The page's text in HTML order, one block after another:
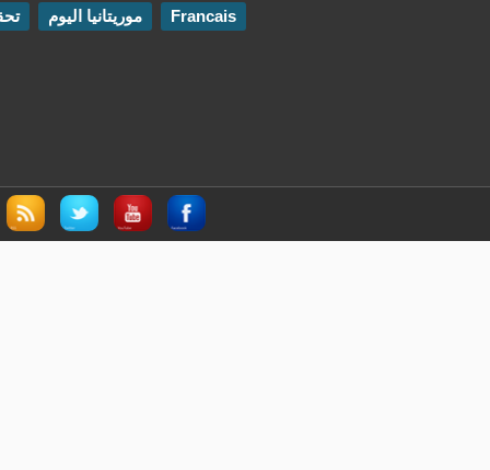
موريتانيا اليوم تحقيقات